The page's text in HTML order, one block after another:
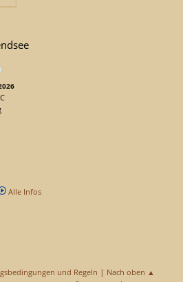
Alle Infos
und Regeln | Nach oben ▲